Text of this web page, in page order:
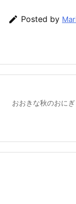
 Posted by
おおきな秋のおにぎ